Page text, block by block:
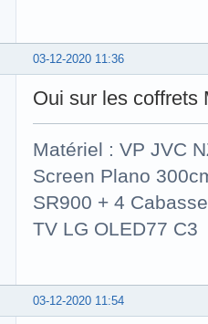
03-12-2020 11:36
Oui sur les coffrets
Matériel : VP JVC
Screen Plano
SR900 + 4
TV LG OLED77 C3
03-12-2020 11:54